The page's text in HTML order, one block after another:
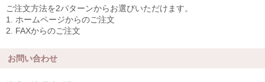
ご注文方法を2パターンからお選びいただけます。
1. ホームページからのご注文
2. FAXからのご注文
お問い合わせ